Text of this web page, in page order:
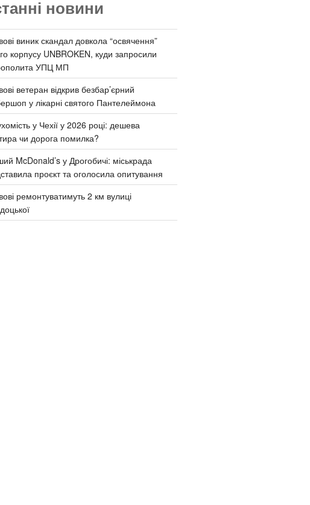
новини
виник скандал довкола “освячення”
корпусу UNBROKEN, куди запросили
УПЦ МП
ветеран відкрив безбар’єрний
у лікарні святого Пантелеймона
у Чехії у 2026 році: дешева
чи дорога помилка?
McDonald’s у Дрогобичі: міськрада
проєкт та оголосила опитування
ремонтуватимуть 2 км вулиці